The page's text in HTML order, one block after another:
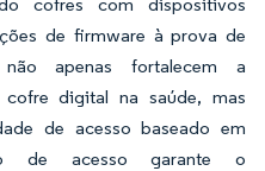
de firmware à prova de
apenas fortalecem a
digital na saúde, mas
de acesso baseado em
de acesso garante o